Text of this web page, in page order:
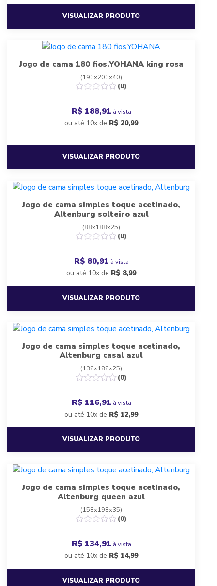
VISUALIZAR PRODUTO
Jogo de cama 180 fios,YOHANA king rosa
(193x203x40)
(0)
R$ 188,91 à vista
ou até 10x de R$ 20,99
VISUALIZAR PRODUTO
Jogo de cama simples toque acetinado,
Altenburg solteiro azul
(88x188x25)
(0)
R$ 80,91 à vista
ou até 10x de R$ 8,99
VISUALIZAR PRODUTO
Jogo de cama simples toque acetinado,
Altenburg casal azul
(138x188x25)
(0)
R$ 116,91 à vista
ou até 10x de R$ 12,99
VISUALIZAR PRODUTO
Jogo de cama simples toque acetinado,
Altenburg queen azul
(158x198x35)
(0)
R$ 134,91 à vista
ou até 10x de R$ 14,99
VISUALIZAR PRODUTO